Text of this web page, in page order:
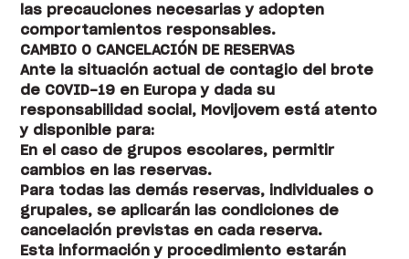
las precauciones necesarias y adopten
comportamientos responsables.
CAMBIO O CANCELACIÓN DE RESERVAS
Ante la situación actual de contagio del brote
de COVID-19 en Europa y dada su
responsabilidad social, Movijovem está atento
y disponible para:
En el caso de grupos escolares, permitir
cambios en las reservas.
Para todas las demás reservas, individuales o
grupales, se aplicarán las condiciones de
cancelación previstas en cada reserva.
Esta información y procedimiento estarán